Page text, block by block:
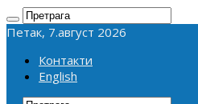
Петак, 7.август 2026
Контакти
English